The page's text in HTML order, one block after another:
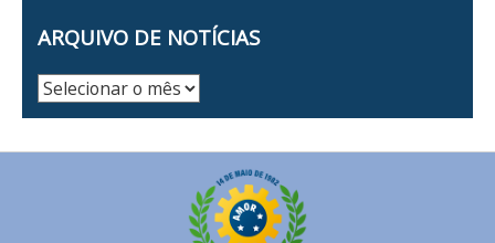
ARQUIVO DE NOTÍCIAS
Arquivo